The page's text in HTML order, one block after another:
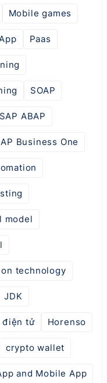
Mobile games
Paas
SOAP
SAP ABAP
Business One
model
technology
JDK
điện tử Horenso
crypto wallet
and Mobile App